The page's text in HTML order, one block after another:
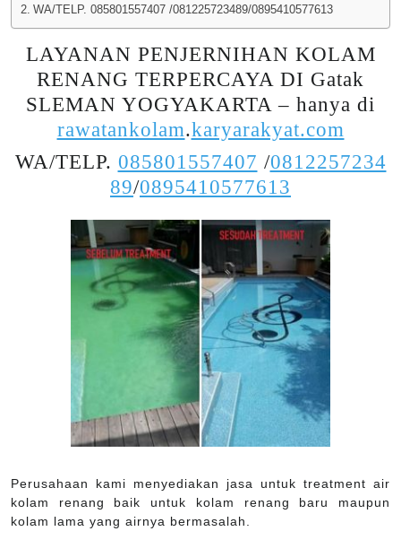
WA/TELP. 085801557407 /081225723489/0895410577613
LAYANAN PENJERNIHAN KOLAM
RENANG TERPERCAYA DI Gatak
SLEMAN YOGYAKARTA – hanya di
rawatankolam.karyarakyat.com
WA/TELP. 085801557407 /0812257234
89/0895410577613
Perusahaan kami menyediakan jasa untuk treatment air
kolam renang baik untuk kolam renang baru maupun
kolam lama yang airnya bermasalah.